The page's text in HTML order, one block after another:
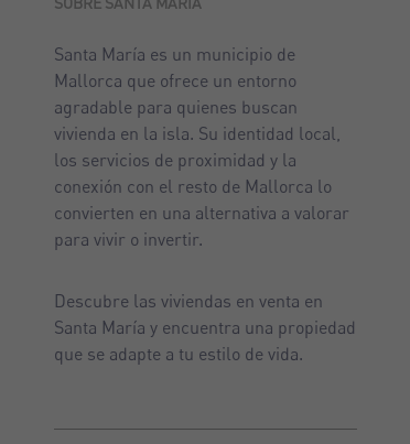
Santa María es un municipio de
Mallorca que ofrece un entorno
agradable para quienes buscan
vivienda en la isla. Su identidad local,
los servicios de proximidad y la
conexión con el resto de Mallorca lo
convierten en una alternativa a valorar
para vivir o invertir.
Descubre las viviendas en venta en
Santa María y encuentra una propiedad
que se adapte a tu estilo de vida.